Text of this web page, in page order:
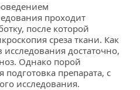
проходит
после которой
среза ткани. Как
достаточно,
Однако порой
подготовка препарата, с
исследования.